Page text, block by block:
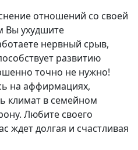
отношений со своей
Вы ухудшите
нервный срыв,
развитию
точно не нужно!
на аффирмациях,
климат в семейном
Любите своего
ждет долгая и счастливая